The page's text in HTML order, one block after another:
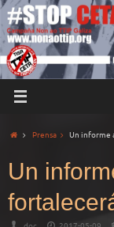
Prensa Un informe
Un